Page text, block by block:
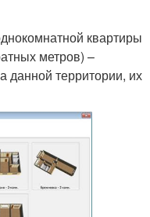
квартиры
метров) –
данной территории, их